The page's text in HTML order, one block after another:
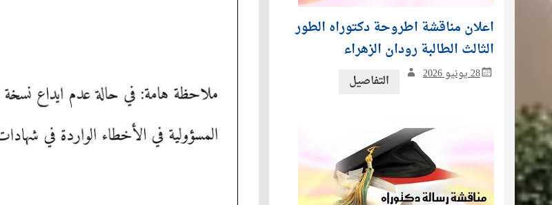
اعلان مناقشة اطروحة دكتوراه الطور
الثالث الطالبة رودان الزهراء
28 يونيو 2026 التفاصيل